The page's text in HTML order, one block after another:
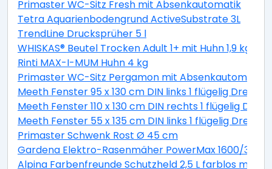
Primaster WC-Sitz Fresh mit Absenkautomatik
Tetra Aquarienbodengrund ActiveSubstrate 3L
TrendLine Drucksprüher 5 l
WHISKAS® Beutel Trocken Adult 1+ mit Huhn 1,9 kg 1,9
Rinti MAX-I-MUM Huhn 4 kg
Primaster WC-Sitz Pergamon mit Absenkautomatik
Meeth Fenster 95 x 130 cm DIN links 1 flügelig Dreh-
Meeth Fenster 110 x 130 cm DIN rechts 1 flügelig
Meeth Fenster 55 x 135 cm DIN links 1 flügelig Dreh-
Primaster Schwenk Rost Ø 45 cm
Gardena Elektro-Rasenmäher PowerMax 1600/37
Alpina Farbenfreunde Schutzheld 2,5 L farblos matt